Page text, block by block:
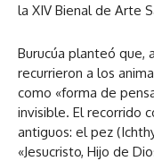
la XIV Bienal de Arte
Burucúa planteó que,
recurrieron a los
como «forma de
invisible. El recorrido
antiguos: el pez
«Jesucristo, Hijo de